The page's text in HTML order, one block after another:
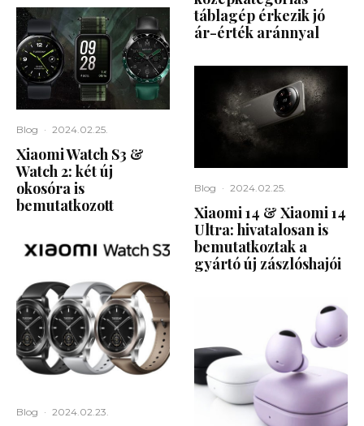
Blog · 2024.02.25.
Xiaomi Watch S3 &
Watch 2: két új
okosóra is
bemutatkozott
Blog · 2024.02.23.
táblagép érkezik jó
ár-érték aránnyal
Blog · 2024.02.25.
Xiaomi 14 & Xiaomi 14
Ultra: hivatalosan is
bemutatkoztak a
gyártó új zászlóshajói